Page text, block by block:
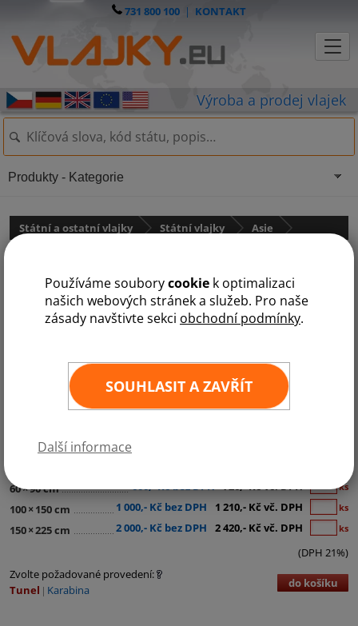
Používáme souborycookie k optimalizaci
našich webových stránek a služeb. Pro naše
zásady navštivte sekci obchodní podmínky.
SOUHLASIT A ZAVŘÍT
Další informace
731 800 100 | KONTAKT
Státní a ostatní vlajky Státní vlajky Asie
60×90 cm ks
100× 150 cm 1 000,- Kč bez DPH 1 210,- Kč vč. DPH ks
150×225 cm 2 000,- Kč bez DPH 2 420,- Kč vč. DPH ks
(DPH 21%)
Zvolte požadované provedení:
Tunel
Karabina do košíku
Produkty - Kategorie